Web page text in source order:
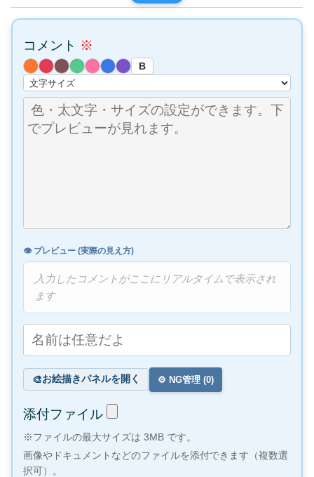
コメント ※
B
👁️ プレビュー (実際の見え方)
入力したコメントがここにリアルタイムで表示され
ます
🎨お絵描きパネルを開く ⚙️ NG管理 (0)
添付ファイル
※ファイルの最大サイズは 3MB です。
画像やドキュメントなどのファイルを添付できます（複数選
択可）。